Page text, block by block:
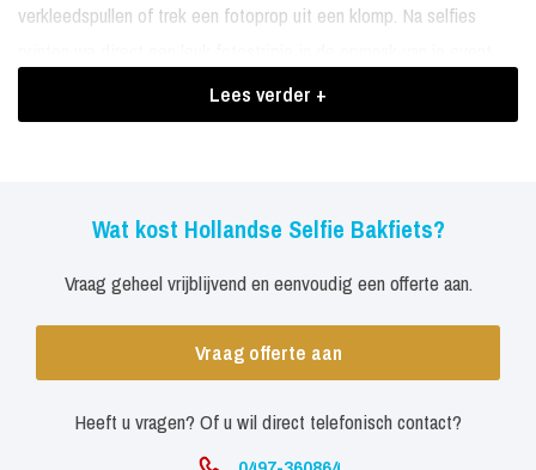
verkleedspullen of trek een fotoprop uit een klomp. Na selfies
met je eigen tekst en logo erop.
Je selfie direct in je mail
zichzelf e-mailen en aan de achterkant zit een grote TV
Na afloop krijg je alle gemaakte foto’s digitaal van ons
aangeleverd. Wil je tijdens het event de foto’s direct op je
event zodat je gasten direct kunnen liken & sharen.
Lees verder +
Wat kost Hollandse Selfie Bakfiets?
Vraag geheel vrijblijvend en eenvoudig een offerte aan.
Vraag offerte aan
Heeft u vragen? Of u wil direct telefonisch contact?